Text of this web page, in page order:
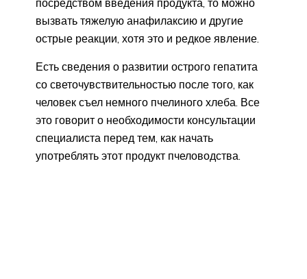
вызвать тяжелую анафилаксию и другие
острые реакции, хотя это и редкое явление.
Есть сведения о развитии острого гепатита
со светочувствительностью после того, как
человек съел немного пчелиного хлеба. Все
это говорит о необходимости консультации
специалиста перед тем, как начать
употреблять этот продукт пчеловодства.